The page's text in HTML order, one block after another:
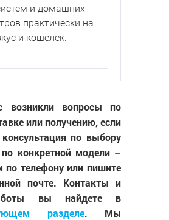
и домашних
практически на
и кошелек.​​​​​​​
возникли вопросы по
или получению, если
по выбору
конкретной модели –
по телефону или пишите
почте. Контакты и
вы найдете в
разделе. Мы